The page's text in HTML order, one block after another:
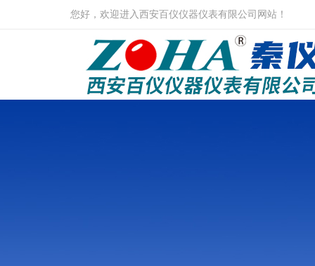
您好，欢迎进入西安百仪仪器仪表有限公司网站！